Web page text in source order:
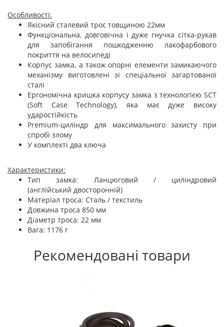
Особливості:
Якісний сталевий трос товщиною 22мм
Функціональна, довговічна і дуже гнучка сітка-рукав
для запобігання пошкодженню лакофарбового
покриття на велосипеді
Корпус замка, а також опорні елементи замикаючого
механізму виготовлені зі спеціальної загартованої
сталі
Ергономічна кришка корпусу замка з технологією SCT
(Soft Case Technology), яка має дуже високу
ударостійкість
Premium-циліндр для максимального захисту при
спробі злому
У комплекті два ключа
Характеристики:
Тип замка: Ланцюговий / циліндровий
(англійський двосторонній)
Матеріал троса: Сталь / текстиль
Довжина троса 850 мм
Діаметр троса: 22 мм
Вага: 1176 г
Рекомендовані товари